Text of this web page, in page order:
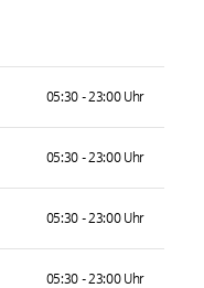
05:30 - 23:00 Uhr
05:30 - 23:00 Uhr
05:30 - 23:00 Uhr
05:30 - 23:00 Uhr